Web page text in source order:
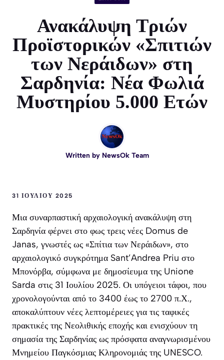
Ανακάλυψη Τριών
Προϊστορικών «Σπιτιών
των Νεράιδων» στη
Σαρδηνία: Νέα Φωλιά
Μυστηρίου 5.000 Ετών
Written by NewsOk Team
31 ΙΟΥΛΊΟΥ 2025
Μια συναρπαστική αρχαιολογική ανακάλυψη στη
Σαρδηνία φέρνει στο φως τρεις νέες Domus de
Janas, γνωστές ως «Σπίτια των Νεράιδων», στο
αρχαιολογικό συγκρότημα Sant’Andrea Priu στο
Μπονόρβα, σύμφωνα με δημοσίευμα της Unione
Sarda στις 31 Ιουλίου 2025. Οι υπόγειοι τάφοι, που
χρονολογούνται από το 3400 έως το 2700 π.Χ.,
αποκαλύπτουν νέες λεπτομέρειες για τις ταφικές
πρακτικές της Νεολιθικής εποχής και ενισχύουν τη
σημασία της Σαρδηνίας ως πρόσφατα αναγνωρισμένου
Μνημείου Παγκόσμιας Κληρονομιάς της UNESCO.